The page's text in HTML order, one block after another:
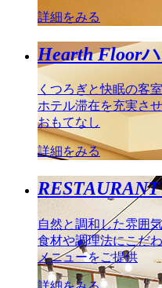
詳細をみる
Hearth Floor
くつろぎと快眠の客室
ホテル滞在を充実さ
おもてなし
詳細をみる
RESTAURANT
自然と調和した雰囲
食材や調理法にこだ
メニューをご提供